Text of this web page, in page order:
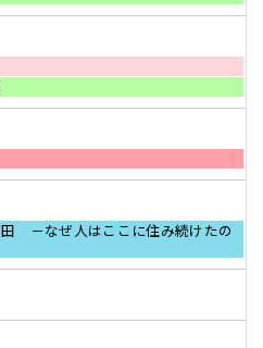
－なぜ人はここに住み続けたの